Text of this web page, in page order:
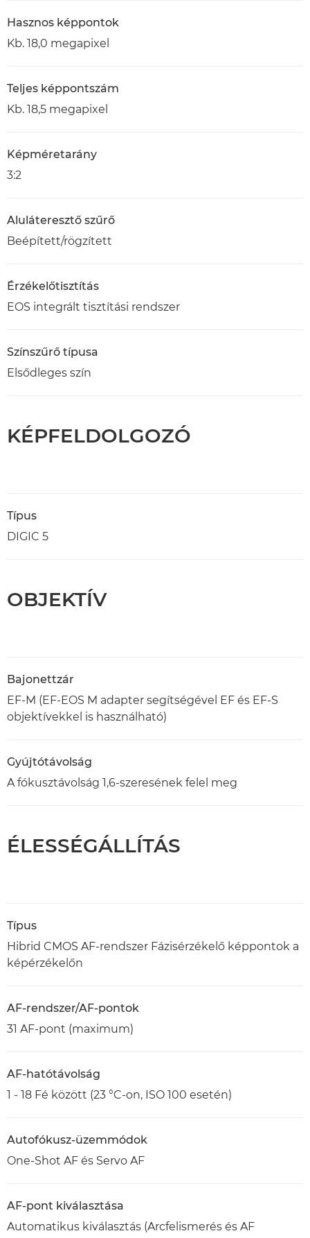
Hasznos képpontok
Kb. 18,0 megapixel
Teljes képpontszám
Kb. 18,5 megapixel
Képméretarány
3:2
Aluláteresztő szűrő
Beépített/rögzített
Érzékelőtisztítás
EOS integrált tisztítási rendszer
Színszűrő típusa
Elsődleges szín
KÉPFELDOLGOZÓ
Típus
DIGIC 5
OBJEKTÍV
Bajonettzár
EF-M (EF-EOS M adapter segítségével EF és EF-S
objektívekkel is használható)
Gyújtótávolság
A fókusztávolság 1,6-szeresének felel meg
ÉLESSÉGÁLLÍTÁS
Típus
Hibrid CMOS AF-rendszer Fázisérzékelő képpontok a
képérzékelőn
AF-rendszer/AF-pontok
31 AF-pont (maximum)
AF-hatótávolság
1 - 18 Fé között (23 °C-on, ISO 100 esetén)
Autofókusz-üzemmódok
One-Shot AF és Servo AF
AF-pont kiválasztása
Automatikus kiválasztás (Arcfelismerés és AF